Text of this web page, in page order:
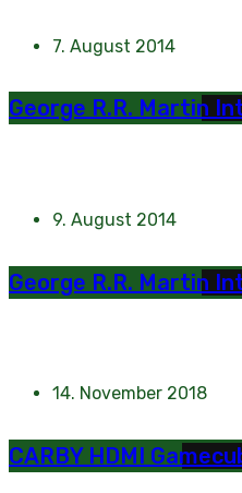
7. August 2014
George R.R. Martin
9. August 2014
George R.R. Martin
14. November 2018
CARBY HDMI